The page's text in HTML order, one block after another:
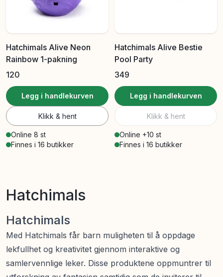
Hatchimals Alive Neon
Rainbow 1-pakning
120
Legg i handlekurven
Klikk & hent
Online 8 st
Finnes i 16 butikker
Hatchimals Alive Bestie
Pool Party
349
Legg i handlekurven
Klikk & hent
Online +10 st
Finnes i 16 butikker
Hatchimals
Hatchimals
Med Hatchimals får barn muligheten til å oppdage
lekfullhet og kreativitet gjennom interaktive og
samlervennlige leker. Disse produktene oppmuntrer til